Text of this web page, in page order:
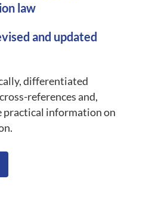
law
and updated
differentiated
references and,
practical information on